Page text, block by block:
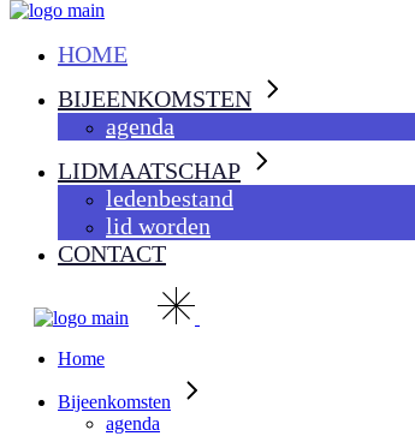
HOME
BIJEENKOMSTEN
agenda
LIDMAATSCHAP
ledenbestand
lid worden
CONTACT
Home
Bijeenkomsten
agenda